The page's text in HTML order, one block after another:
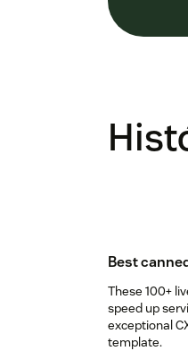
Best
These 100+
speed up
exceptional
template.